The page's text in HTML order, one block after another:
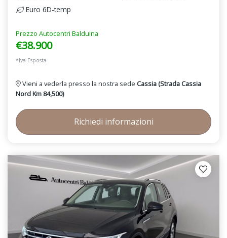
Euro 6D-temp
Prezzo Autocentri Balduina
€38.900
*Iva Esposta
Vieni a vederla presso la nostra sede Cassia (Strada Cassia
Nord Km 84,500)
Richiedi informazioni